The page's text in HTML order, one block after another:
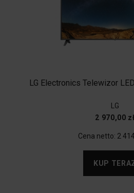
LG Electronics Telewizor
LG
2 970,00 zł
Cena netto: 2
KUP